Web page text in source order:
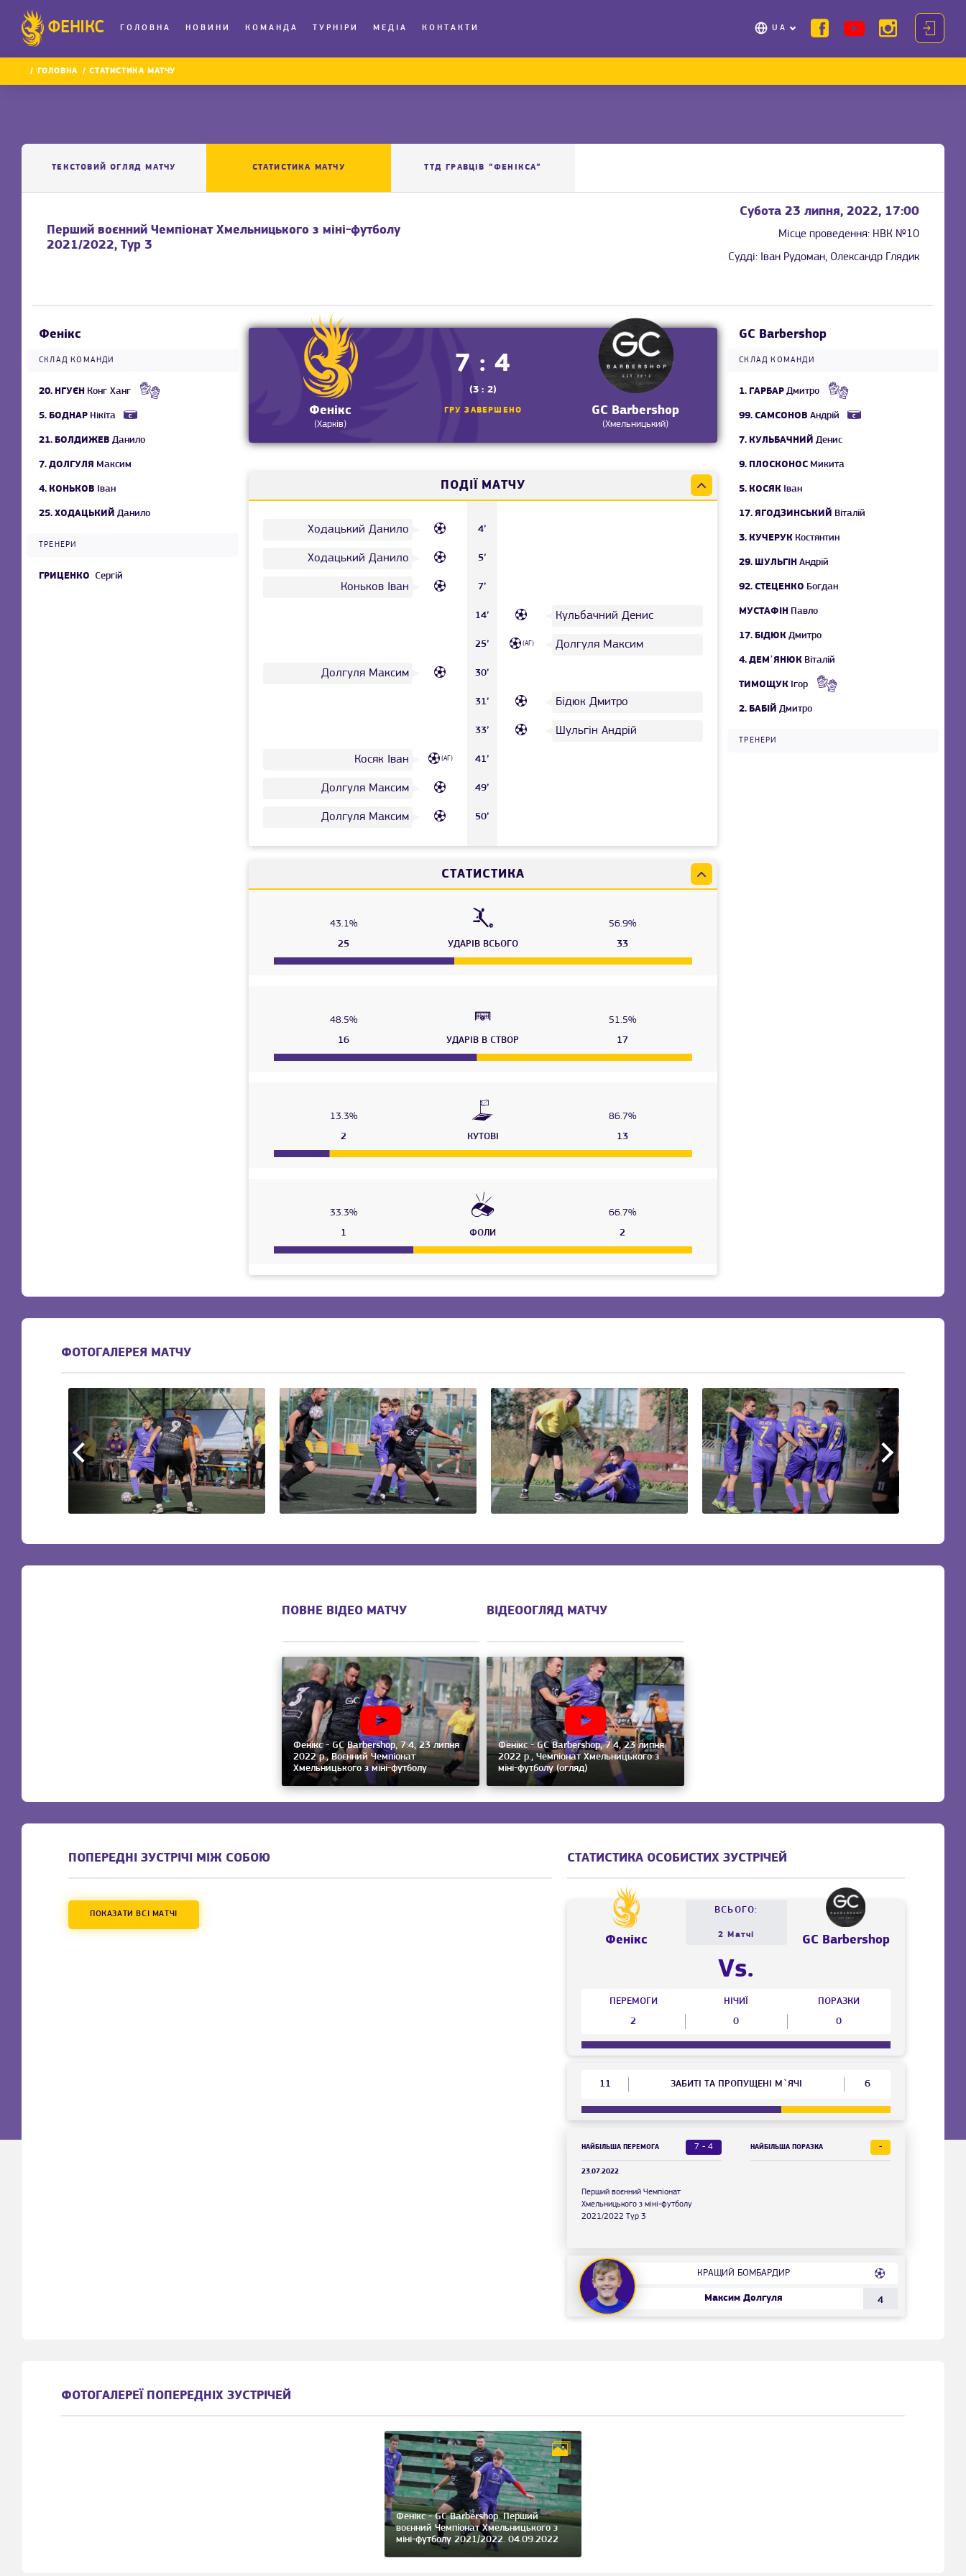
ФЕНІКС UA
ГОЛОВНА НОВИНИ КОМАНДА ТУРНІРИ МЕДІА КОНТАКТИ
ГОЛОВНА СТАТИСТИКА МАТЧУ
ТЕКСТОВИЙ ОГЛЯД МАТЧУ СТАТИСТИКА МАТЧУ ТТД ГРАВЦІВ “ФЕНІКСА”
Перший воєнний Чемпіонат Хмельницького з міні-футболу
2021/2022, Тур 3
Субота 23 липня, 2022, 17:00
Місце проведення: НВК №10
Судді: Іван Рудоман, Олександр Глядик
Фенікс
(Харків)
7 : 4
(3 : 2)
ГРУ ЗАВЕРШЕНО GC Barbershop
(Хмельницький)
ПОДІЇ МАТЧУ
Ходацький Данило 4’
Ходацький Данило 5’
Коньков Іван 7’
14’ Кульбачний Денис
25’ (АГ) Долгуля Максим
Долгуля Максим 30’
31’ Бідюк Дмитро
33’ Шульгін Андрій
Косяк Іван (АГ) 41’
Долгуля Максим 49’
Долгуля Максим 50’
СТАТИСТИКА
43.1%
56.9%
25
УДАРІВ ВСЬОГО 33
48.5%
51.5%
16
УДАРІВ В СТВОР 17
13.3%
86.7%
2
КУТОВІ 13
33.3%
66.7%
1
ФОЛИ 2
Фенікс
СКЛАД КОМАНДИ
20. НГУЄН Конг Ханг
5. БОДНАР Нікіта
21. БОЛДИЖЕВ Данило
7. ДОЛГУЛЯ Максим
4. КОНЬКОВ Іван
25. ХОДАЦЬКИЙ Данило
ТРЕНЕРИ
ГРИЦЕНКО Сергій
GC Barbershop
СКЛАД КОМАНДИ
1. ГАРБАР Дмитро
99. САМСОНОВ Андрій
7. КУЛЬБАЧНИЙ Денис
9. ПЛОСКОНОС Микита
5. КОСЯК Іван
17. ЯГОДЗИНСЬКИЙ Віталій
3. КУЧЕРУК Костянтин
29. ШУЛЬГІН Андрій
92. СТЕЦЕНКО Богдан
МУСТАФІН Павло
17. БІДЮК Дмитро
4. ДЕМʼЯНЮК Віталій
ТИМОЩУК Ігор
2. БАБІЙ Дмитро
ТРЕНЕРИ
ФОТОГАЛЕРЕЯ МАТЧУ
ПОВНЕ ВІДЕО МАТЧУ
Фенікс - GC Barbershop, 7:4, 23 липня
2022 р., Воєнний Чемпіонат
Хмельницького з міні-футболу
ВІДЕООГЛЯД МАТЧУ
Фенікс - GC Barbershop, 7:4, 23 липня
2022 р., Чемпіонат Хмельницького з
міні-футболу (огляд)
ПОПЕРЕДНІ ЗУСТРІЧІ МІЖ СОБОЮ
ПОКАЗАТИ ВСІ МАТЧІ
СТАТИСТИКА ОСОБИСТИХ ЗУСТРІЧЕЙ
Фенікс
ВСЬОГО:
2 Матчі
Vs.
GC Barbershop
ПЕРЕМОГИ
2
НІЧИЇ
0
ПОРАЗКИ
0
11 ЗАБИТІ ТА ПРОПУЩЕНІ М`ЯЧІ 6
НАЙБІЛЬША ПЕРЕМОГА 7 - 4
23.07.2022
Перший воєнний Чемпіонат
Хмельницького з міні-футболу
2021/2022 Тур 3
НАЙБІЛЬША ПОРАЗКА -
КРАЩИЙ БОМБАРДИР
Максим Долгуля 4
ФОТОГАЛЕРЕЇ ПОПЕРЕДНІХ ЗУСТРІЧЕЙ
Фенікс - GC Barbershop. Перший
воєнний Чемпіонат Хмельницького з
міні-футболу 2021/2022. 04.09.2022